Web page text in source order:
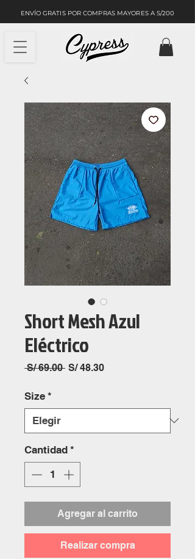
ENVÍO GRATIS POR COMPRAS MAYORES A S/200
Short Mesh Azul
Eléctrico
S/ 69.00 Precio
S/ 48.30Precio
Size *
Cantidad *
Agregar al carrito
Realizar compra